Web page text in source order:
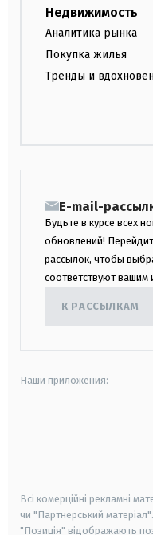
Недвижимость
Аналитика рынка
Покупка жилья
Тренды и
E-mail-
Будьте в курсе всех
обновлений!
рассылок, чтобы
соответствуют вашим
К РАССЫЛКАМ
Наши приложения:
Всі комерційні рекламні
чи "Партнерський
"Позиція" відображають